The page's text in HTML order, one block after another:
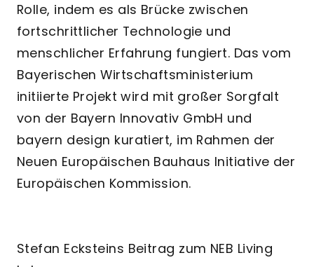
Rolle, indem es als Brücke zwischen
fortschrittlicher Technologie und
menschlicher Erfahrung fungiert. Das vom
Bayerischen Wirtschaftsministerium
initiierte Projekt wird mit großer Sorgfalt
von der Bayern Innovativ GmbH und
bayern design kuratiert, im Rahmen der
Neuen Europäischen Bauhaus Initiative der
Europäischen Kommission.
Stefan Ecksteins Beitrag zum NEB Living